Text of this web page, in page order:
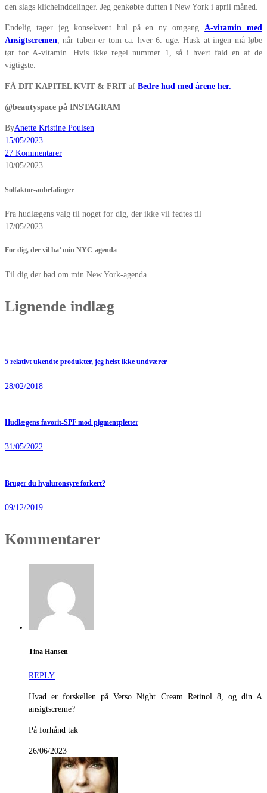
den slags klicheinddelinger. Jeg genkøbte duften i New York i april måned.
Endelig tager jeg konsekvent hul på en ny omgangA-vitamin med
Ansigtscremen, når tuben er tom ca. hver 6. uge. Husk at ingen må løbe
tør for A-vitamin. Hvis ikke regel nummer 1, så i hvert fald en af de
vigtigste.
FÅ DIT KAPITEL KVIT & FRIT af Bedre hud med årene her.
@beautyspace på INSTAGRAM
ByAnette Kristine Poulsen
15/05/2023
27 Kommentarer
10/05/2023
Solfaktor-anbefalinger
Fra hudlægens valg til noget for dig, der ikke vil fedtes til
17/05/2023
For dig, der vil ha’ min NYC-agenda
Til dig der bad om min New York-agenda
Lignende indlæg
5 relativt ukendte produkter, jeg helst ikke undværer
28/02/2018
Hudlægens favorit-SPF mod pigmentpletter
31/05/2022
Bruger du hyaluronsyre forkert?
09/12/2019
Kommentarer
Tina Hansen
REPLY
Hvad er forskellen på Verso Night Cream Retinol 8, og din A
ansigtscreme?
På forhånd tak
26/06/2023